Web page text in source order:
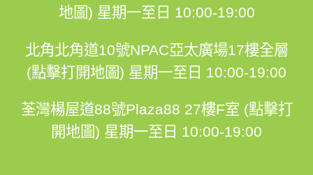
地圖) 星期一至日 10:00-19:00
北角北角道10號NPAC亞太廣場17樓全層
(點擊打開地圖) 星期一至日 10:00-19:00
荃灣楊屋道88號Plaza88 27樓F室 (點擊打
開地圖) 星期一至日 10:00-19:00